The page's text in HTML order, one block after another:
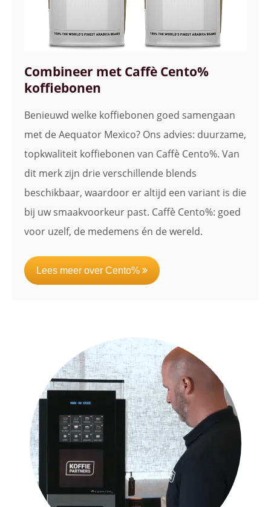
Combineer met Caffè Cento%
koffiebonen
Benieuwd welke koffiebonen goed samengaan
met de Aequator Mexico? Ons advies: duurzame,
topkwaliteit koffiebonen van Caffè Cento%. Van
dit merk zijn drie verschillende blends
beschikbaar, waardoor er altijd een variant is die
bij uw smaakvoorkeur past. Caffè Cento%: goed
voor uzelf, de medemens én de wereld.
Lees meer over Cento%